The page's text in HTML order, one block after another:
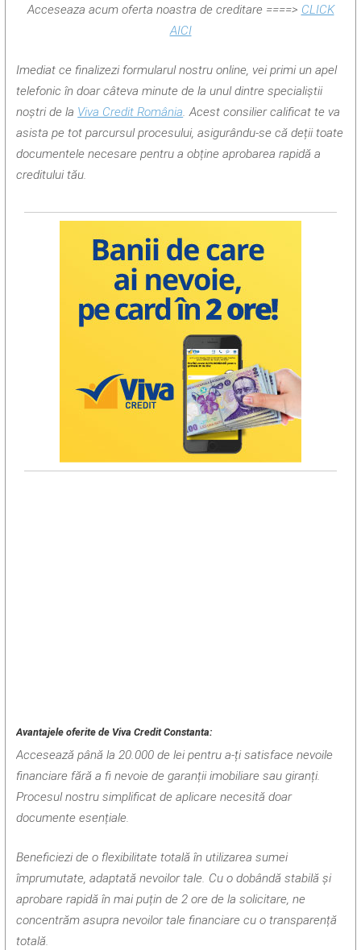
Acceseaza acum oferta noastra de creditare ====> CLICK
AICI
Imediat ce finalizezi formularul nostru online, vei primi un apel
telefonic în doar câteva minute de la unul dintre specialiștii
noștri de la Viva Credit România. Acest consilier calificat te va
asista pe tot parcursul procesului, asigurându-se că deții toate
documentele necesare pentru a obține aprobarea rapidă a
creditului tău.
Avantajele oferite de Viva Credit Constanta:
Accesează până la 20.000 de lei pentru a-ți satisface nevoile
financiare fără a fi nevoie de garanții imobiliare sau giranți.
Procesul nostru simplificat de aplicare necesită doar
documente esențiale.
Beneficiezi de o flexibilitate totală în utilizarea sumei
împrumutate, adaptată nevoilor tale. Cu o dobândă stabilă și
aprobare rapidă în mai puțin de 2 ore de la solicitare, ne
concentrăm asupra nevoilor tale financiare cu o transparență
totală.